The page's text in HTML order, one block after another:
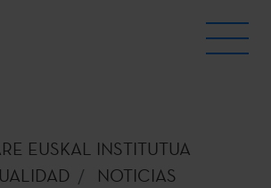
EUSKAL INSTITUTUA
NOTICIAS